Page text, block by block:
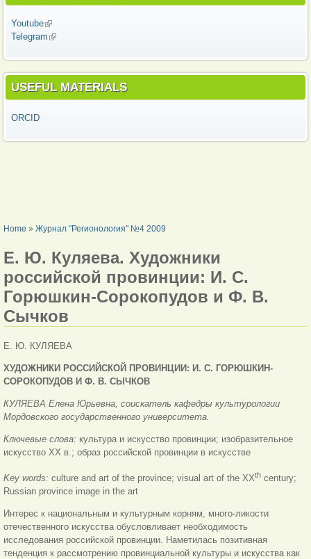
Youtube(link is external)
Telegram (link is external)
USEFUL MATERIALS
ORCID
YOU ARE HERE
Home » Журнал "Регионология" №4 2009
Е. Ю. Куляева. Художники
российской провинции: И. С.
Горюшкин-Сорокопудов и Ф. В.
Сычков
Е. Ю. КУЛЯЕВА
ХУДОЖНИКИ РОССИЙСКОЙ ПРОВИНЦИИ: И. С. ГОРЮШКИН-
СОРОКОПУДОВ И Ф. В. СЫЧКОВ
КУЛЯЕВА Елена Юрьевна, соискатель кафедры культурологии
Мордовского государственного университета.
Ключевые слова: культура и искусство провинции; изобразительное
искусство XX в.; образ российской провинции в искусстве
Key words: culture and art of the province; visual art of the XXth century;
Russian province image in the art
Интерес к национальным и культурным корням, много-ликости
отечественного искусства обусловливает необходимость
исследования российской провинции. Наметилась позитивная
тенденция к рассмотрению провинциальной культуры и искусства как